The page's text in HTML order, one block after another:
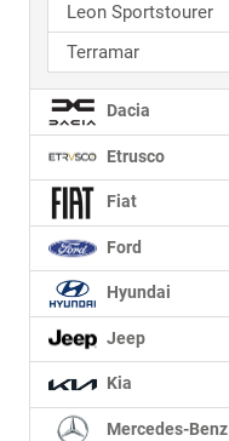
Leon Sportstourer
Terramar
Dacia
Etrusco
Fiat
Ford
Hyundai
Jeep
Kia
Mercedes-Benz